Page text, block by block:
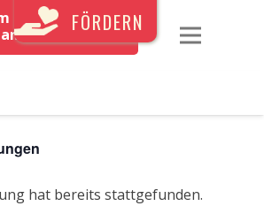
Newsletter
anmeldenFÖRDERN
hat bereits stattgefunden.